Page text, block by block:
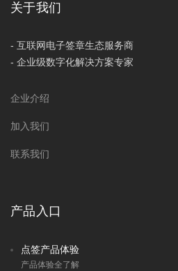
关于我们
- 互联网电子签章生态服务商
- 企业级数字化解决方案专家
企业介绍
加入我们
联系我们
产品入口
点签产品体验
产品体验全了解